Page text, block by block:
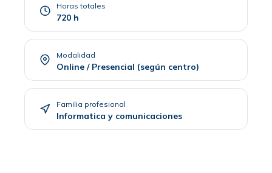
Horas totales
720 h
Modalidad
Online / Presencial (según centro)
Familia profesional
Informatica y comunicaciones